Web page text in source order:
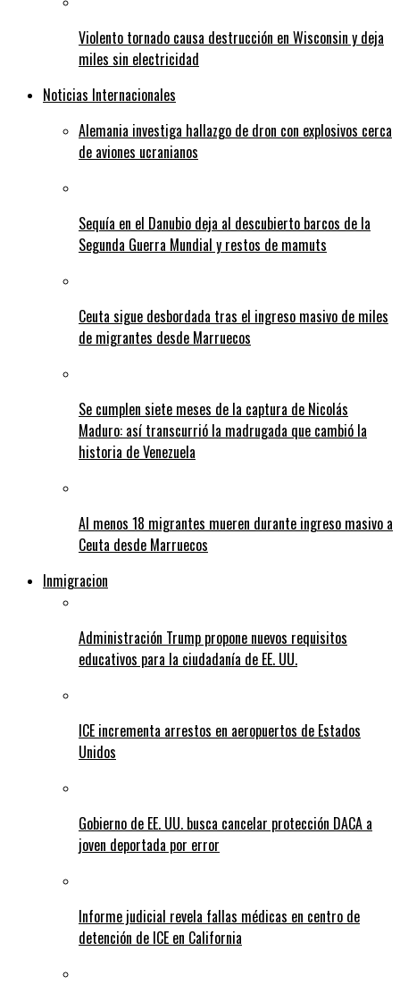
Violento tornado causa destrucción en Wisconsin y deja
miles sin electricidad
Noticias Internacionales
Alemania investiga hallazgo de dron con explosivos cerca
de aviones ucranianos
Sequía en el Danubio deja al descubierto barcos de la
Segunda Guerra Mundial y restos de mamuts
Ceuta sigue desbordada tras el ingreso masivo de miles
de migrantes desde Marruecos
Se cumplen siete meses de la captura de Nicolás
Maduro: así transcurrió la madrugada que cambió la
historia de Venezuela
Al menos 18 migrantes mueren durante ingreso masivo a
Ceuta desde Marruecos
Inmigracion
Administración Trump propone nuevos requisitos
educativos para la ciudadanía de EE. UU.
ICE incrementa arrestos en aeropuertos de Estados
Unidos
Gobierno de EE. UU. busca cancelar protección DACA a
joven deportada por error
Informe judicial revela fallas médicas en centro de
detención de ICE en California